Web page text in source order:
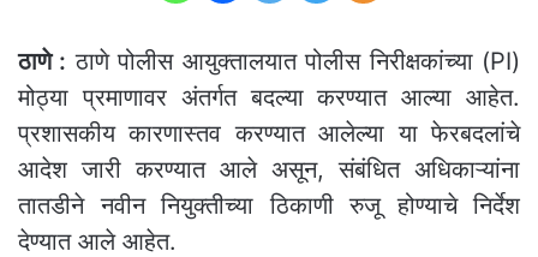
ठाणे : ठाणे पोलीस आयुक्तालयात पोलीस निरीक्षकांच्या (PI)
मोठ्या प्रमाणावर अंतर्गत बदल्या करण्यात आल्या आहेत.
प्रशासकीय कारणास्तव करण्यात आलेल्या या फेरबदलांचे
आदेश जारी करण्यात आले असून, संबंधित अधिकाऱ्यांना
तातडीने नवीन नियुक्तीच्या ठिकाणी रुजू होण्याचे निर्देश
देण्यात आले आहेत.